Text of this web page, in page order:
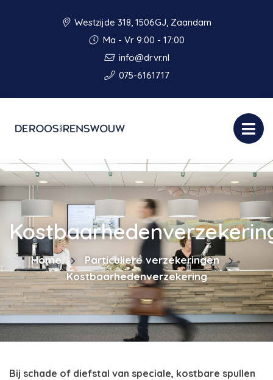
Westzijde 318, 1506GJ, Zaandam
Ma - Vr 9:00 - 17:00
info@drvr.nl
075-6161717
Home
Particuliere verzekeringen
Kostbaarhedenverzekering
Bij schade of diefstal van speciale, kostbare spullen